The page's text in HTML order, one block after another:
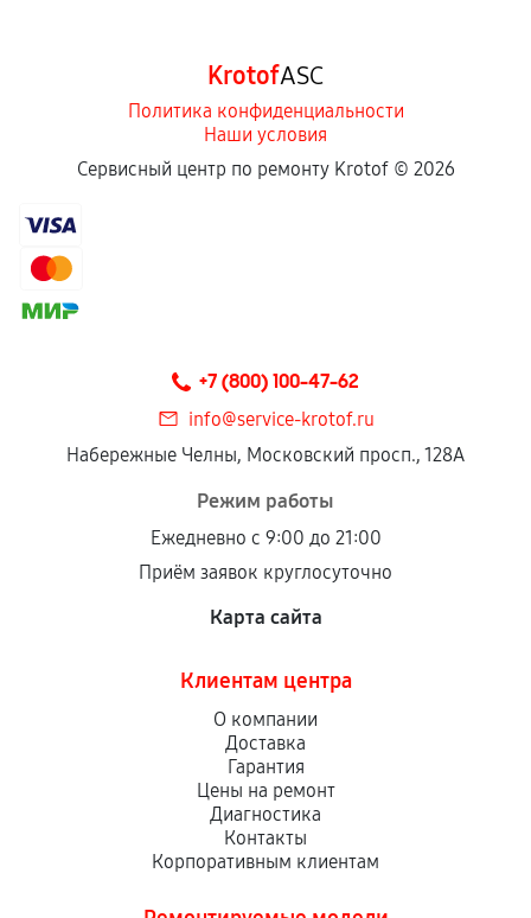
KrotofASC
Политика конфиденциальности
Наши условия
Сервисный центр по ремонту Krotof © 2026
+7 (800) 100-47-62
info@service-krotof.ru
Набережные Челны, Московский просп., 128А
Режим работы
Ежедневно с 9:00 до 21:00
Приём заявок круглосуточно
Карта сайта
Клиентам центра
О компании
Доставка
Гарантия
Цены на ремонт
Диагностика
Контакты
Корпоративным клиентам